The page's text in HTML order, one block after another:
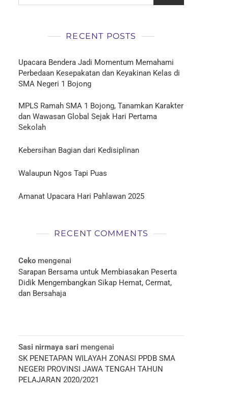
RECENT POSTS
Upacara Bendera Jadi Momentum Memahami
Perbedaan Kesepakatan dan Keyakinan Kelas di
SMA Negeri 1 Bojong
MPLS Ramah SMA 1 Bojong, Tanamkan Karakter
dan Wawasan Global Sejak Hari Pertama
Sekolah
Kebersihan Bagian dari Kedisiplinan
Walaupun Ngos Tapi Puas
Amanat Upacara Hari Pahlawan 2025
RECENT COMMENTS
Ceko mengenai
Sarapan Bersama untuk Membiasakan Peserta
Didik Mengembangkan Sikap Hemat, Cermat,
dan Bersahaja
Sasi nirmaya sari mengenai
SK PENETAPAN WILAYAH ZONASI PPDB SMA
NEGERI PROVINSI JAWA TENGAH TAHUN
PELAJARAN 2020/2021